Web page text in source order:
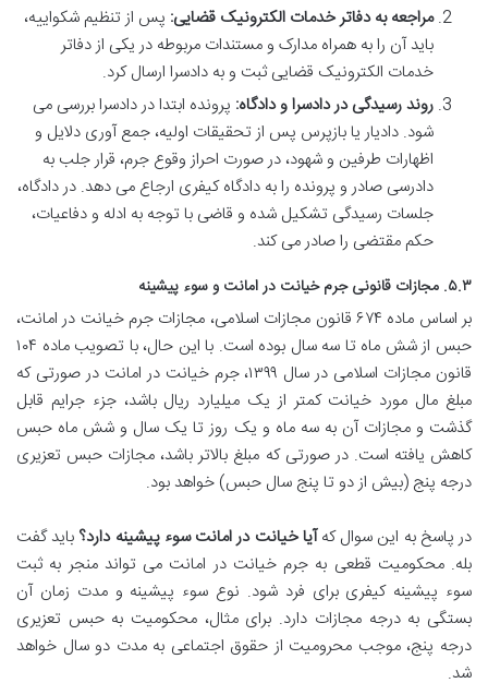
مراجعه به دفاتر خدمات الکترونیک قضایی: پس از تنظیم شکواییه،
باید آن را به همراه مدارک و مستندات مربوطه در یکی از دفاتر
خدمات الکترونیک قضایی ثبت و به دادسرا ارسال کرد.
روند رسیدگی در دادسرا و دادگاه: پرونده ابتدا در دادسرا بررسی می
شود. دادیار یا بازپرس پس از تحقیقات اولیه، جمع آوری دلایل و
اظهارات طرفین و شهود، در صورت احراز وقوع جرم، قرار جلب به
دادرسی صادر و پرونده را به دادگاه کیفری ارجاع می دهد. در دادگاه،
جلسات رسیدگی تشکیل شده و قاضی با توجه به ادله و دفاعیات،
حکم مقتضی را صادر می کند.
۵.۳. مجازات قانونی جرم خیانت در امانت و سوء پیشینه
بر اساس ماده ۶۷۴ قانون مجازات اسلامی، مجازات جرم خیانت در امانت،
حبس از شش ماه تا سه سال بوده است. با این حال، با تصویب ماده ۱۰۴
قانون مجازات اسلامی در سال ۱۳۹۹، جرم خیانت در امانت در صورتی که
مبلغ مال مورد خیانت کمتر از یک میلیارد ریال باشد، جزء جرایم قابل
گذشت و مجازات آن به سه ماه و یک روز تا یک سال و شش ماه حبس
کاهش یافته است. در صورتی که مبلغ بالاتر باشد، مجازات حبس تعزیری
درجه پنج (بیش از دو تا پنج سال حبس) خواهد بود.
در پاسخ به این سوال کهآیا خیانت در امانت سوء پیشینه دارد؟ باید گفت
بله. محکومیت قطعی به جرم خیانت در امانت می تواند منجر به ثبت
سوء پیشینه کیفری برای فرد شود. نوع سوء پیشینه و مدت زمان آن
بستگی به درجه مجازات دارد. برای مثال، محکومیت به حبس تعزیری
درجه پنج، موجب محرومیت از حقوق اجتماعی به مدت دو سال خواهد
شد.